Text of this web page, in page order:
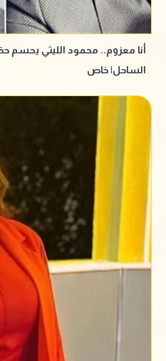
أنا معزوم.. محمود الليثي يحسم
الساحل| خاص